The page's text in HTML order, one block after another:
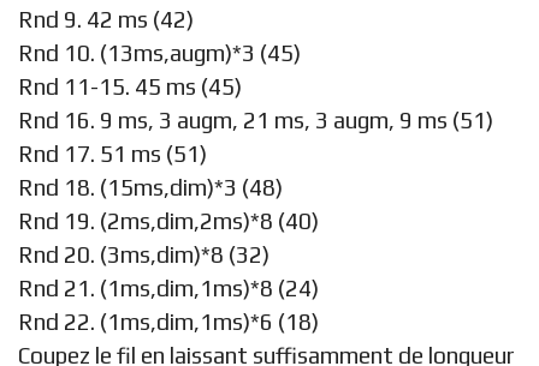
Rnd 9. 42 ms (42)
Rnd 10. (13ms,augm)*3 (45)
Rnd 11-15. 45 ms (45)
Rnd 16. 9 ms, 3 augm, 21 ms, 3 augm, 9 ms (51)
Rnd 17. 51 ms (51)
Rnd 18. (15ms,dim)*3 (48)
Rnd 19. (2ms,dim,2ms)*8 (40)
Rnd 20. (3ms,dim)*8 (32)
Rnd 21. (1ms,dim,1ms)*8 (24)
Rnd 22. (1ms,dim,1ms)*6 (18)
Coupez le fil en laissant suffisamment de longueur